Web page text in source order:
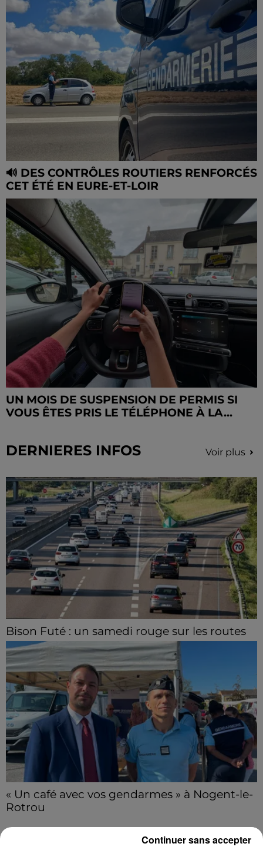
🔊 DES CONTRÔLES ROUTIERS RENFORCÉS
CET ÉTÉ EN EURE-ET-LOIR
UN MOIS DE SUSPENSION DE PERMIS SI
VOUS ÊTES PRIS LE TÉLÉPHONE À LA...
DERNIERES INFOS Voir plus
Bison Futé : un samedi rouge sur les routes
C'est l'un des week-ends les plus chargés de l'été,
avec des départs aussi importants que les retours.
« Un café avec vos gendarmes » à Nogent-le-
Rotrou
la population ce samedi 8 août sur le marché de
Continuer sans accepter